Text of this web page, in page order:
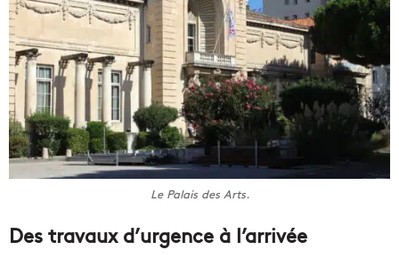
Le Palais des Arts.
Des travaux d’urgence à l’arrivée